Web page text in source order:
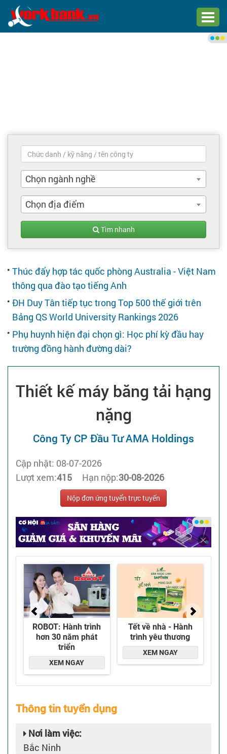
Trang chủ
Việc làm mới nhất
Tìm việc làm
Nhà tuyển dụng
Chọn ngành nghề
Chọn địa điểm
Tìm nhanh
Thúc đẩy hợp tác quốc phòng Australia - Việt Nam
thông qua đào tạo tiếng Anh
ĐH Duy Tân tiếp tục trong Top 500 thế giới trên
Bảng QS World University Rankings 2026
Phụ huynh hiện đại chọn gì: Học phí kỳ đầu hay
trường đồng hành đường dài?
Thiết kế máy băng tải hạng
nặng
Công Ty CP Đầu Tư AMA Holdings
Cập nhật: 08-07-2026
Lượt xem:415 Hạn nộp:30-08-2026
Nộp đơn ứng tuyển trực tuyến
Thông tin tuyển dụng
Nơi làm việc:
Bắc Ninh